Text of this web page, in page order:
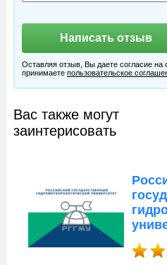
Оставляя отзыв, Вы даете согласие
принимаете пользовательское
Вас также могут
заинтерисовать